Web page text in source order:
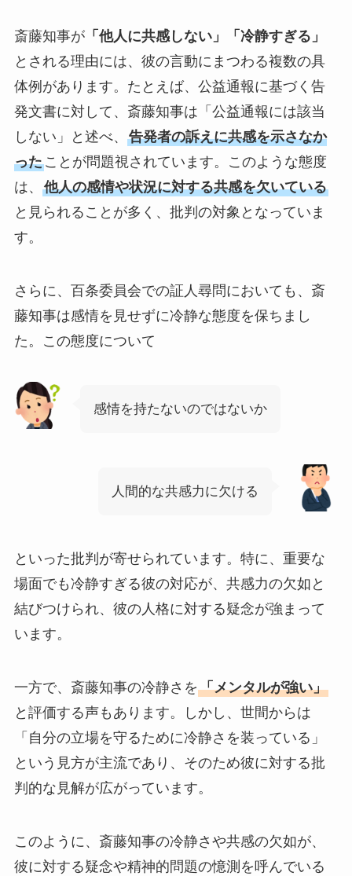
斎藤知事が「他人に共感しない」「冷静すぎる」
とされる理由には、彼の言動にまつわる複数の具
体例があります。たとえば、公益通報に基づく告
発文書に対して、斎藤知事は「公益通報には該当
しない」と述べ、 告発者の訴えに共感を示さなか
ったことが問題視されています。このような態度
は、 他人の感情や状況に対する共感を欠いている
と見られることが多く、批判の対象となっていま
す。
さらに、百条委員会での証人尋問においても、斎
藤知事は感情を見せずに冷静な態度を保ちまし
た。この態度について
感情を持たないのではないか
人間的な共感力に欠ける
といった批判が寄せられています。特に、重要な
場面でも冷静すぎる彼の対応が、共感力の欠如と
結びつけられ、彼の人格に対する疑念が強まって
います。
一方で、斎藤知事の冷静さを「メンタルが強い」
と評価する声もあります。しかし、世間からは
「自分の立場を守るために冷静さを装っている」
という見方が主流であり、そのため彼に対する批
判的な見解が広がっています。
このように、斎藤知事の冷静さや共感の欠如が、
彼に対する疑念や精神的問題の憶測を呼んでいる